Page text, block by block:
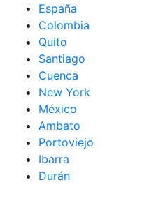
España
Colombia
Quito
Santiago
Cuenca
New York
México
Ambato
Portoviejo
Ibarra
Durán